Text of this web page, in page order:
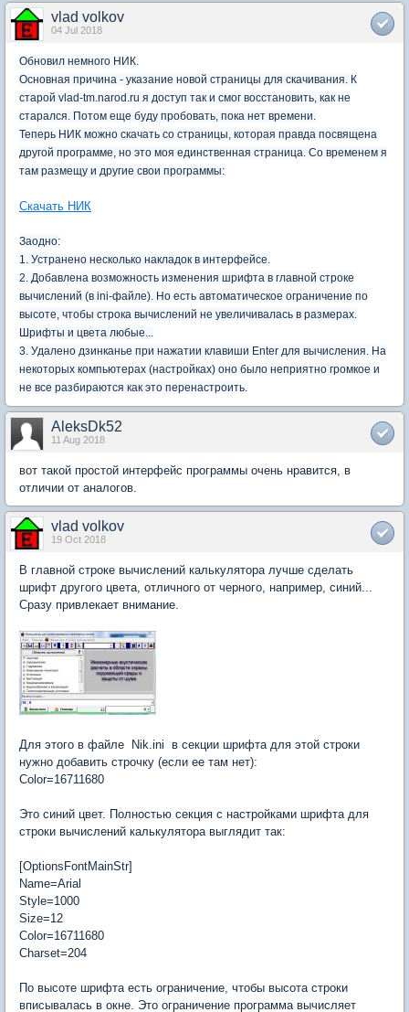
vlad volkov
04 Jul 2018
Обновил немного НИК.
Основная причина - указание новой страницы для скачивания. К
старой vlad-tm.narod.ru я доступ так и смог восстановить, как не
старался. Потом еще буду пробовать, пока нет времени.
Теперь НИК можно скачать со страницы, которая правда посвящена
другой программе, но это моя единственная страница. Со временем я
там размещу и другие свои программы:
Скачать НИК
Заодно:
1. Устранено несколько накладок в интерфейсе.
2. Добавлена возможность изменения шрифта в главной строке
вычислений (в ini-файле). Но есть автоматическое ограничение по
высоте, чтобы строка вычислений не увеличивалась в размерах.
Шрифты и цвета любые...
3. Удалено дзинканье при нажатии клавиши Enter для вычисления. На
некоторых компьютерах (настройках) оно было неприятно громкое и
не все разбираются как это перенастроить.
AleksDk52
11 Aug 2018
вот такой простой интерфейс программы очень нравится, в
отличии от аналогов.
vlad volkov
19 Oct 2018
В главной строке вычислений калькулятора лучше сделать
шрифт другого цвета, отличного от черного, например, синий...
Сразу привлекает внимание.
Для этого в файле Nik.ini в секции шрифта для этой строки
нужно добавить строчку (если ее там нет):
Color=16711680
Это синий цвет. Полностью секция с настройками шрифта для
строки вычислений калькулятора выглядит так:
[OptionsFontMainStr]
Name=Arial
Style=1000
Size=12
Color=16711680
Charset=204
По высоте шрифта есть ограничение, чтобы высота строки
вписывалась в окне. Это ограничение программа вычисляет